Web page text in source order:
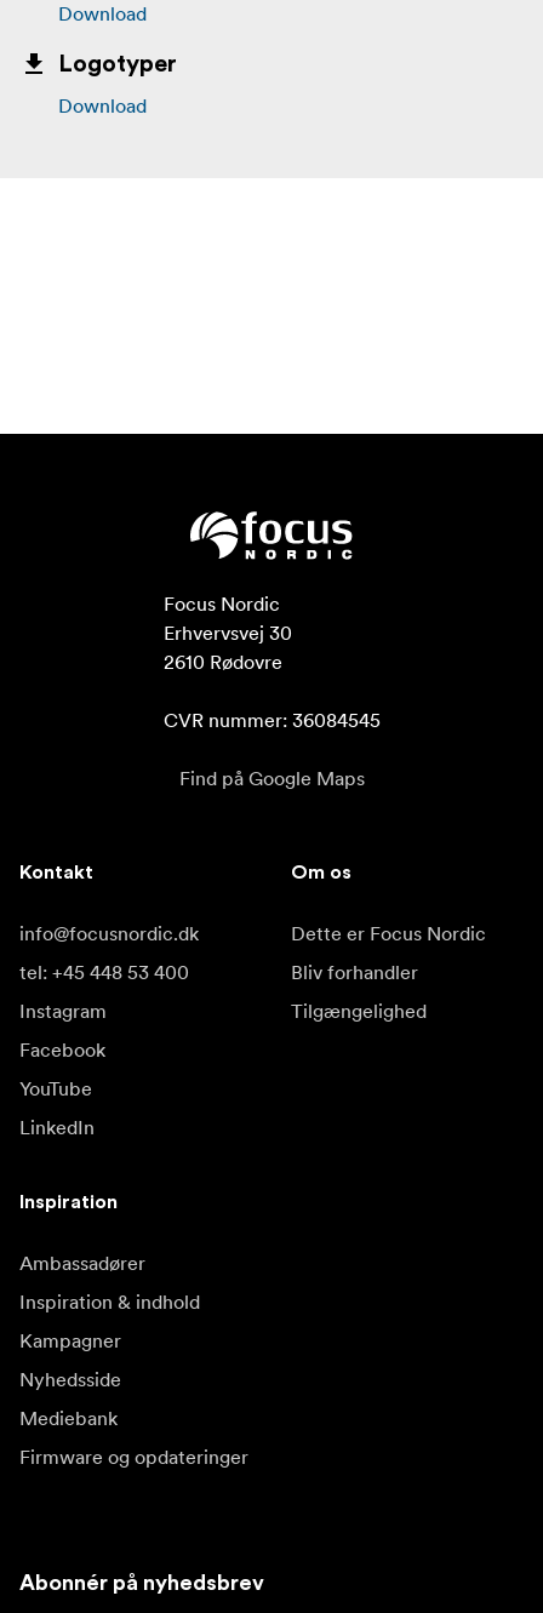
Download
Logotyper
Download
Focus Nordic
Erhvervsvej 30
2610 Rødovre
CVR nummer: 36084545
Find på Google Maps
Kontakt
info@focusnordic.dk
tel: +45 448 53 400
Instagram
Facebook
YouTube
LinkedIn
Om os
Dette er Focus Nordic
Bliv forhandler
Tilgængelighed
Inspiration
Ambassadører
Inspiration & indhold
Kampagner
Nyhedsside
Mediebank
Firmware og opdateringer
Abonnér på nyhedsbrev